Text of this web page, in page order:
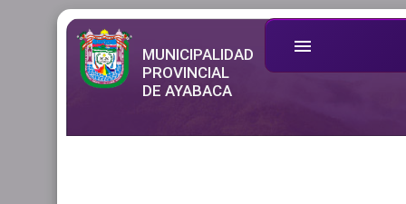
MUNICIPALIDAD
PROVINCIAL
DE AYABACA
menu